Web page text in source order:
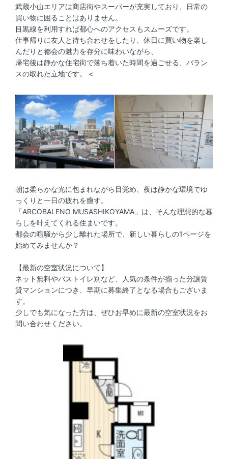
武蔵小山エリアは商店街やスーパーが充実しており、日常の
買い物に困ることはありません。
目黒線を利用すれば都心へのアクセスもスムーズです。
仕事帰りに友人と待ち合わせをしたり、休日に買い物を楽し
んだりと都会の魅力を存分に味わいながら、
帰宅後は静かな住宅街で落ち着いた時間を過ごせる、バラン
スの取れた立地です。 <
朝は柔らかな光に包まれながら目覚め、夜は静かな環境でゆ
っくりと一日の疲れを癒す。
「ARCOBALENO MUSASHIKOYAMA」は、そんな理想的な暮
らしを叶えてくれる住まいです。
都会の喧騒から少し離れた場所で、新しい暮らしの1ページを
始めてみませんか？
【最新の空室状況について】
ネット無料やバストイレ別など、人気の条件が揃った分譲賃
貸マンションにつき、早期に募集終了となる場合もございま
す。
少しでも気になった方は、ぜひお早めに最新の空室状況をお
問い合わせください。